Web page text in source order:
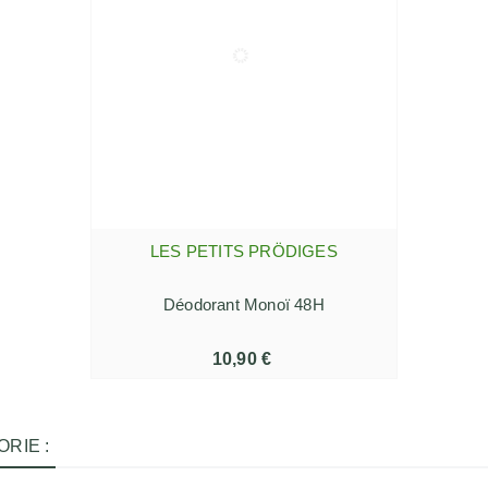
AJOUTER AU PANIER
LES PETITS PRÖDIGES
Déodorant Monoï 48H
10,90 €
: